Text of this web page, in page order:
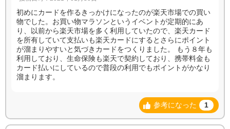
初めにカードを作るきっかけになったのが楽天市場での買い
物でした。お買い物マラソンというイベントが定期的にあ
り、以前から楽天市場を多く利用していたので、楽天カード
を所有していて支払いも楽天カードにするとさらにポイント
が溜まりやすいと気づきカードをつくりました。 もう８年も
利用しており、生命保険も楽天で契約しており、携帯料金も
カード払いにしているので普段の利用でもポイントがかなり
溜まります。
参考になった 1